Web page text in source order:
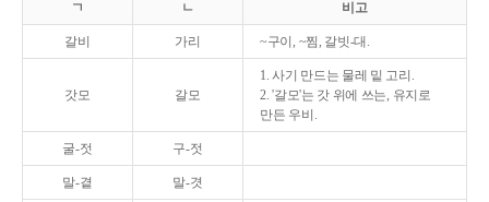
ㄱ ㄴ 비고
갈비 가리 ~구이, ~찜, 갈빗-대.
갓모 갈모
1. 사기 만드는 물레 밑 고리.
2. '갈모'는 갓 위에 쓰는, 유지로
만든 우비.
굴-젓 구-젓
말-곁 말-겻